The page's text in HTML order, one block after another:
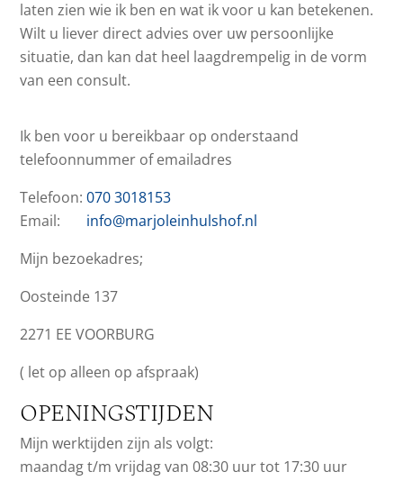
laten zien wie ik ben en wat ik voor u kan betekenen.
Wilt u liever direct advies over uw persoonlijke
situatie, dan kan dat heel laagdrempelig in de vorm
van een consult.
Ik ben voor u bereikbaar op onderstaand
telefoonnummer of emailadres
Telefoon: 070 3018153
Email:
info@marjoleinhulshof.nl
Mijn bezoekadres;
Oosteinde 137
2271 EE VOORBURG
( let op alleen op afspraak)
OPENINGSTIJDEN
Mijn werktijden zijn als volgt:
maandag t/m vrijdag van 08:30 uur tot 17:30 uur